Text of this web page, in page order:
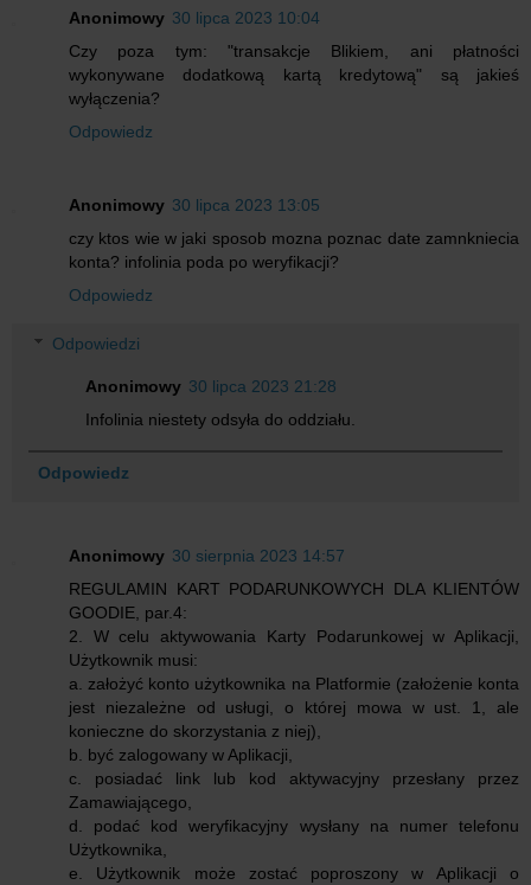
Anonimowy 30 lipca 2023 10:04
Czy poza tym: "transakcje Blikiem, ani płatności
wykonywane dodatkową kartą kredytową" są jakieś
wyłączenia?
Odpowiedz
Anonimowy 30 lipca 2023 13:05
czy ktos wie w jaki sposob mozna poznac date zamnkniecia
konta? infolinia poda po weryfikacji?
Odpowiedz
Odpowiedzi
Anonimowy 30 lipca 2023 21:28
Infolinia niestety odsyła do oddziału.
Odpowiedz
Anonimowy 30 sierpnia 2023 14:57
REGULAMIN KART PODARUNKOWYCH DLA KLIENTÓW
GOODIE, par.4:
2. W celu aktywowania Karty Podarunkowej w Aplikacji,
Użytkownik musi:
a. założyć konto użytkownika na Platformie (założenie konta
jest niezależne od usługi, o której mowa w ust. 1, ale
konieczne do skorzystania z niej),
b. być zalogowany w Aplikacji,
c. posiadać link lub kod aktywacyjny przesłany przez
Zamawiającego,
d. podać kod weryfikacyjny wysłany na numer telefonu
Użytkownika,
e. Użytkownik może zostać poproszony w Aplikacji o